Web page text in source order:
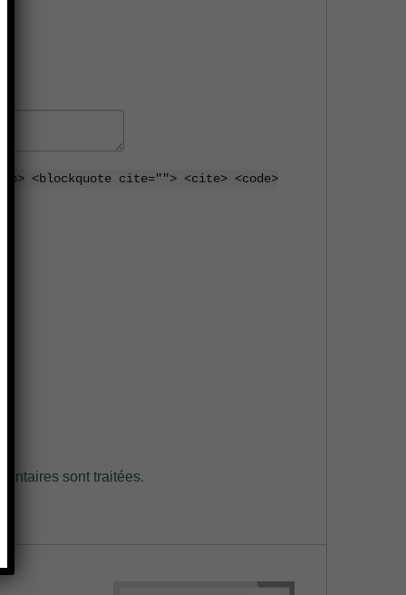
<blockquote cite=""> <cite> <code>
sont traitées.